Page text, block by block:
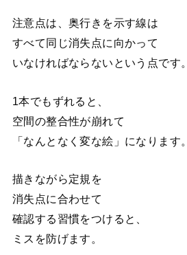
注意点は、奥行きを示す線は
すべて同じ消失点に向かって
いなければならないという点です。
1本でもずれると、
空間の整合性が崩れて
「なんとなく変な絵」になります。
描きながら定規を
消失点に合わせて
確認する習慣をつけると、
ミスを防げます。